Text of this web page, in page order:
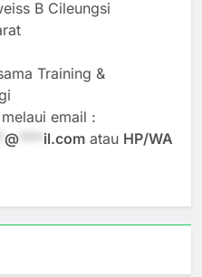
B Cileungsi
Training &
email :
@ il.com atau HP/WA